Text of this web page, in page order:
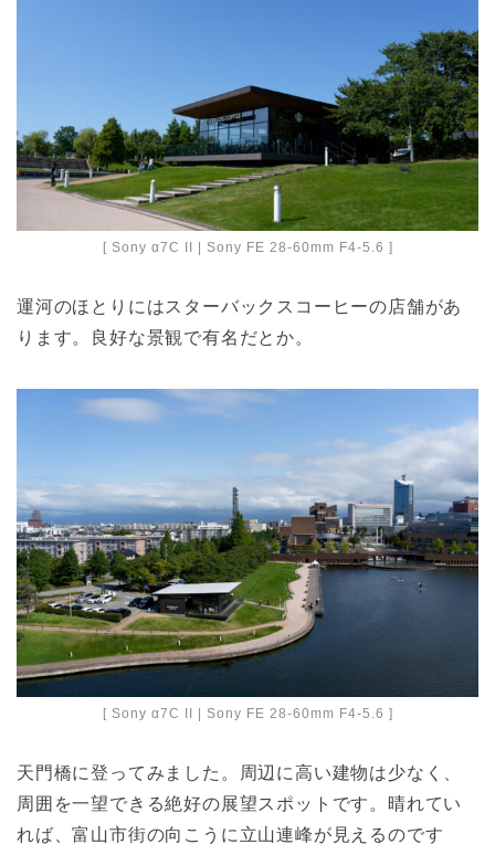
[ Sony α7C II | Sony FE 28-60mm F4-5.6 ]
運河のほとりにはスターバックスコーヒーの店舗があ
ります。良好な景観で有名だとか。
[ Sony α7C II | Sony FE 28-60mm F4-5.6 ]
天門橋に登ってみました。周辺に高い建物は少なく、
周囲を一望できる絶好の展望スポットです。晴れてい
れば、富山市街の向こうに立山連峰が見えるのです